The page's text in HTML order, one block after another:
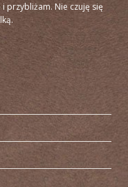
przybliżam. Nie czuję się